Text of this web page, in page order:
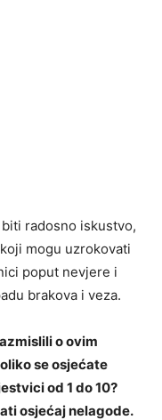
radosno iskustvo,
mogu uzrokovati
poput nevjere i
brakova i veza.
o ovim
se osjećate
od 1 do 10?
osjećaj nelagode.